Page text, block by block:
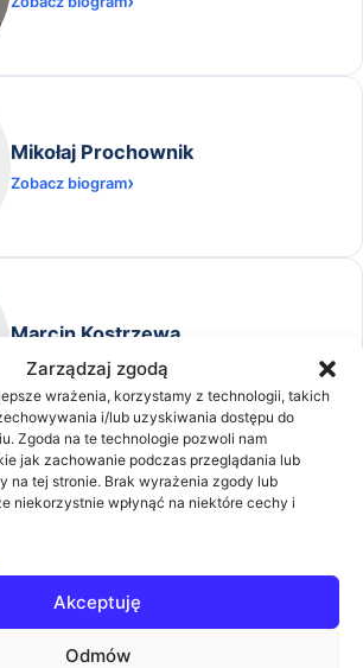
Zarządzaj zgodą
wrażenia, korzystamy z technologii, takich
i/lub uzyskiwania dostępu do
Zgoda na te technologie pozwoli nam
jak zachowanie podczas przeglądania lub
na tej stronie. Brak wyrażenia zgody lub
niekorzystnie wpłynąć na niektóre cechy i
Akceptuję
Odmów
Mikołaj Prochownik
Zobacz biogram
Marcin Kostrzewa
Zobacz biogram
Michał Dolata